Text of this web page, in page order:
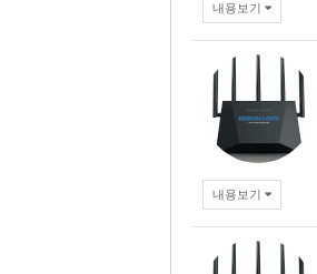
내용보기
내용보기